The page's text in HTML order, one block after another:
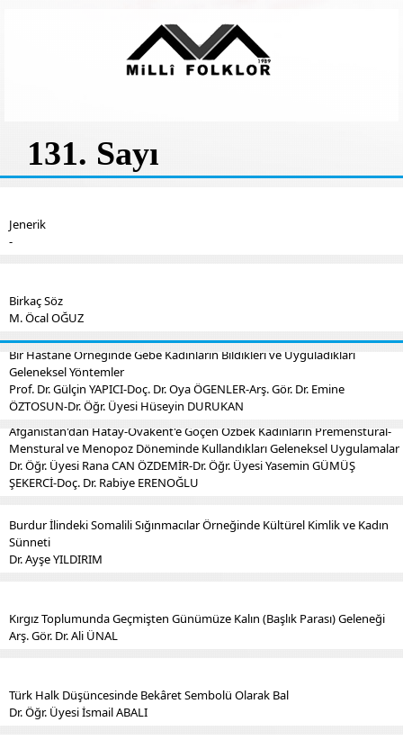
131. Sayı
Jenerik
-
Birkaç Söz
M. Öcal OĞUZ
Bir Hastane Örneğinde Gebe Kadınların Bildikleri ve Uyguladıkları
Geleneksel Yöntemler
Prof. Dr. Gülçin YAPICI-Doç. Dr. Oya ÖGENLER-Arş. Gör. Dr. Emine
ÖZTOSUN-Dr. Öğr. Üyesi Hüseyin DURUKAN
Afganistan'dan Hatay-Ovakent'e Göçen Özbek Kadınların Premenstural-
Menstural ve Menopoz Döneminde Kullandıkları Geleneksel Uygulamalar
Dr. Öğr. Üyesi Rana CAN ÖZDEMİR-Dr. Öğr. Üyesi Yasemin GÜMÜŞ
ŞEKERCİ-Doç. Dr. Rabiye ERENOĞLU
Burdur İlindeki Somalili Sığınmacılar Örneğinde Kültürel Kimlik ve Kadın
Sünneti
Dr. Ayşe YILDIRIM
Kırgız Toplumunda Geçmişten Günümüze Kalın (Başlık Parası) Geleneği
Arş. Gör. Dr. Ali ÜNAL
Türk Halk Düşüncesinde Bekâret Sembolü Olarak Bal
Dr. Öğr. Üyesi İsmail ABALI